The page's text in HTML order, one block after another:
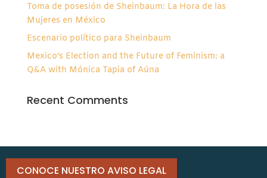
Toma de posesión de Sheinbaum: La Hora de las
Mujeres en México
Escenario político para Sheinbaum
Mexico’s Election and the Future of Feminism: a
Q&A with Mónica Tapia of Aúna
Recent Comments
CONOCE NUESTRO AVISO LEGAL